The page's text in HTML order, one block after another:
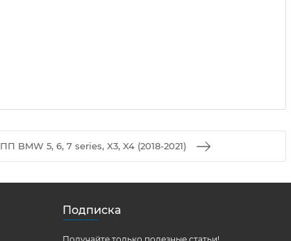
BMW 5, 6, 7 series, X3, X4 (2018-2021)
Подписка